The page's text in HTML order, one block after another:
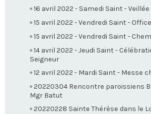
16 avril 2022 - Samedi Saint -
15 avril 2022 - Vendredi Saint -
15 avril 2022 - Vendredi Saint -
14 avril 2022 - Jeudi Saint -
Seigneur
12 avril 2022 - Mardi Saint - Messe
20220304 Rencontre paroissiens
Mgr Batut
20220228 Sainte Thérèse dans le